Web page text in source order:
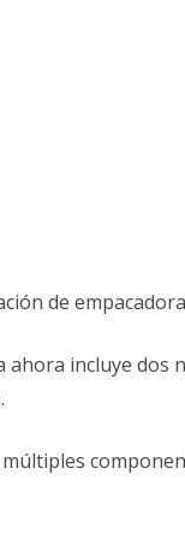
de
ahora incluye dos